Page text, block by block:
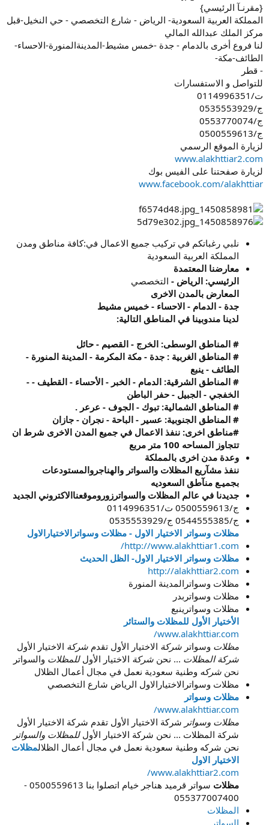
{مقرنـآ الرئيسي}
المملكة العربية السعودية- الرياض - شارع التخصصي - حي النخيل-قبل
مركز الملك عبدالله المالي
لنا فروع أخرى بالدمام - جدة -خمس مشيط-المدينةالمنورة-الاحساء-
الطائف-مكة-
- قطر
للتواصل و الاستفسارات
ت/0114996351
ج/0535553929
ج/0553770074
ج/0500559613
لزيارة الموقع الرسمي
www.alakhttiar2.com
لزيارة صفحتنا على الفيس بوك
www.facebook.com/alakhttiar
نلبي رغباتكم في تركيب جميع الاعمال في:كافة مناطق ومدن
المملكة العربية السعودية
معارضنا المعتمدة
الرئيسي: الرياض - التخصصي
المعارض بالمدن الاخرى
جدة - الدمام - الاحساء - خميس مشيط
لدينا مندوبينا في المناطق التالية:
# المناطق الوسطى: الخرج - القصيم - حائل
# المناطق الغربية : جدة - مكة المكرمة - المدينة المنورة -
الطائف - ينبع
# المناطق الشرقية: الدمام - الخبر - الأحساء - القطيف - -
الخفجي - الجبيل - حفر الباطن
# المناطق الشمالية: تبوك - الجوف - عرعر .
# المناطق الجنوبية: عسير - الباحة - نجران - جازان
#مناطق اخرى: ننفذ الاعمال في جميع المدن الاخرى شرط ان
تتجاوز المساحه 100 متر مربع
وعدة مدن اخرى بالمملكة
ننفذ مشآريع المظلات والسواتر والهناجروالمستودعات
بجميـع منآطق السعوديه
جديدنا في عالم المظلات والسواترزوروموقعناالاكتروني الجديد
ج/0500559613 ت/0114996351
ج/0544555385 ج/0535553929
مظلات وسواتر الاختيار الاول - مظلات وسواترالاختيارالاول
http://www.alakhttiar1.com/
مظلات وسواتر الاختيار الاول- الظل الحديث
http://alakhttiar2.com
مظلات وسواترالمدينة المنورة
مظلات وسواتربدر
مظلات وسواترينبع
الأختيار الأول للمظلات والستائر
www.alakhttiar.com/
مظلات وسواتر شركة الاختيار الأول تقدم شركة الاختيار الأول
شركة المظلات ... نحن شركة الاختيار الأولللمظلات والسواتر
نحن شركه وطنية سعودية نعمل في مجال أعمال الظلال
مظلات وسواترالاختيارالاول الرياض شارع التخصصي
مظلات وسواتر
www.alakhttiar.com/
مظلات وسواتر شركة الاختيار الأول تقدم شركة الاختيار الأول
شركة المظلات ... نحن شركة الاختيار الأولللمظلات والسواتر
نحن شركه وطنية سعودية نعمل في مجال أعمال الظلالمظلات
الاختيار الاول‏
www.alakhttiar2.com/‏
مظلات
سواتر قرميد هناجر خيام اتصلوا بنا 0500559613 -
055377007400
المظلات
السواتر